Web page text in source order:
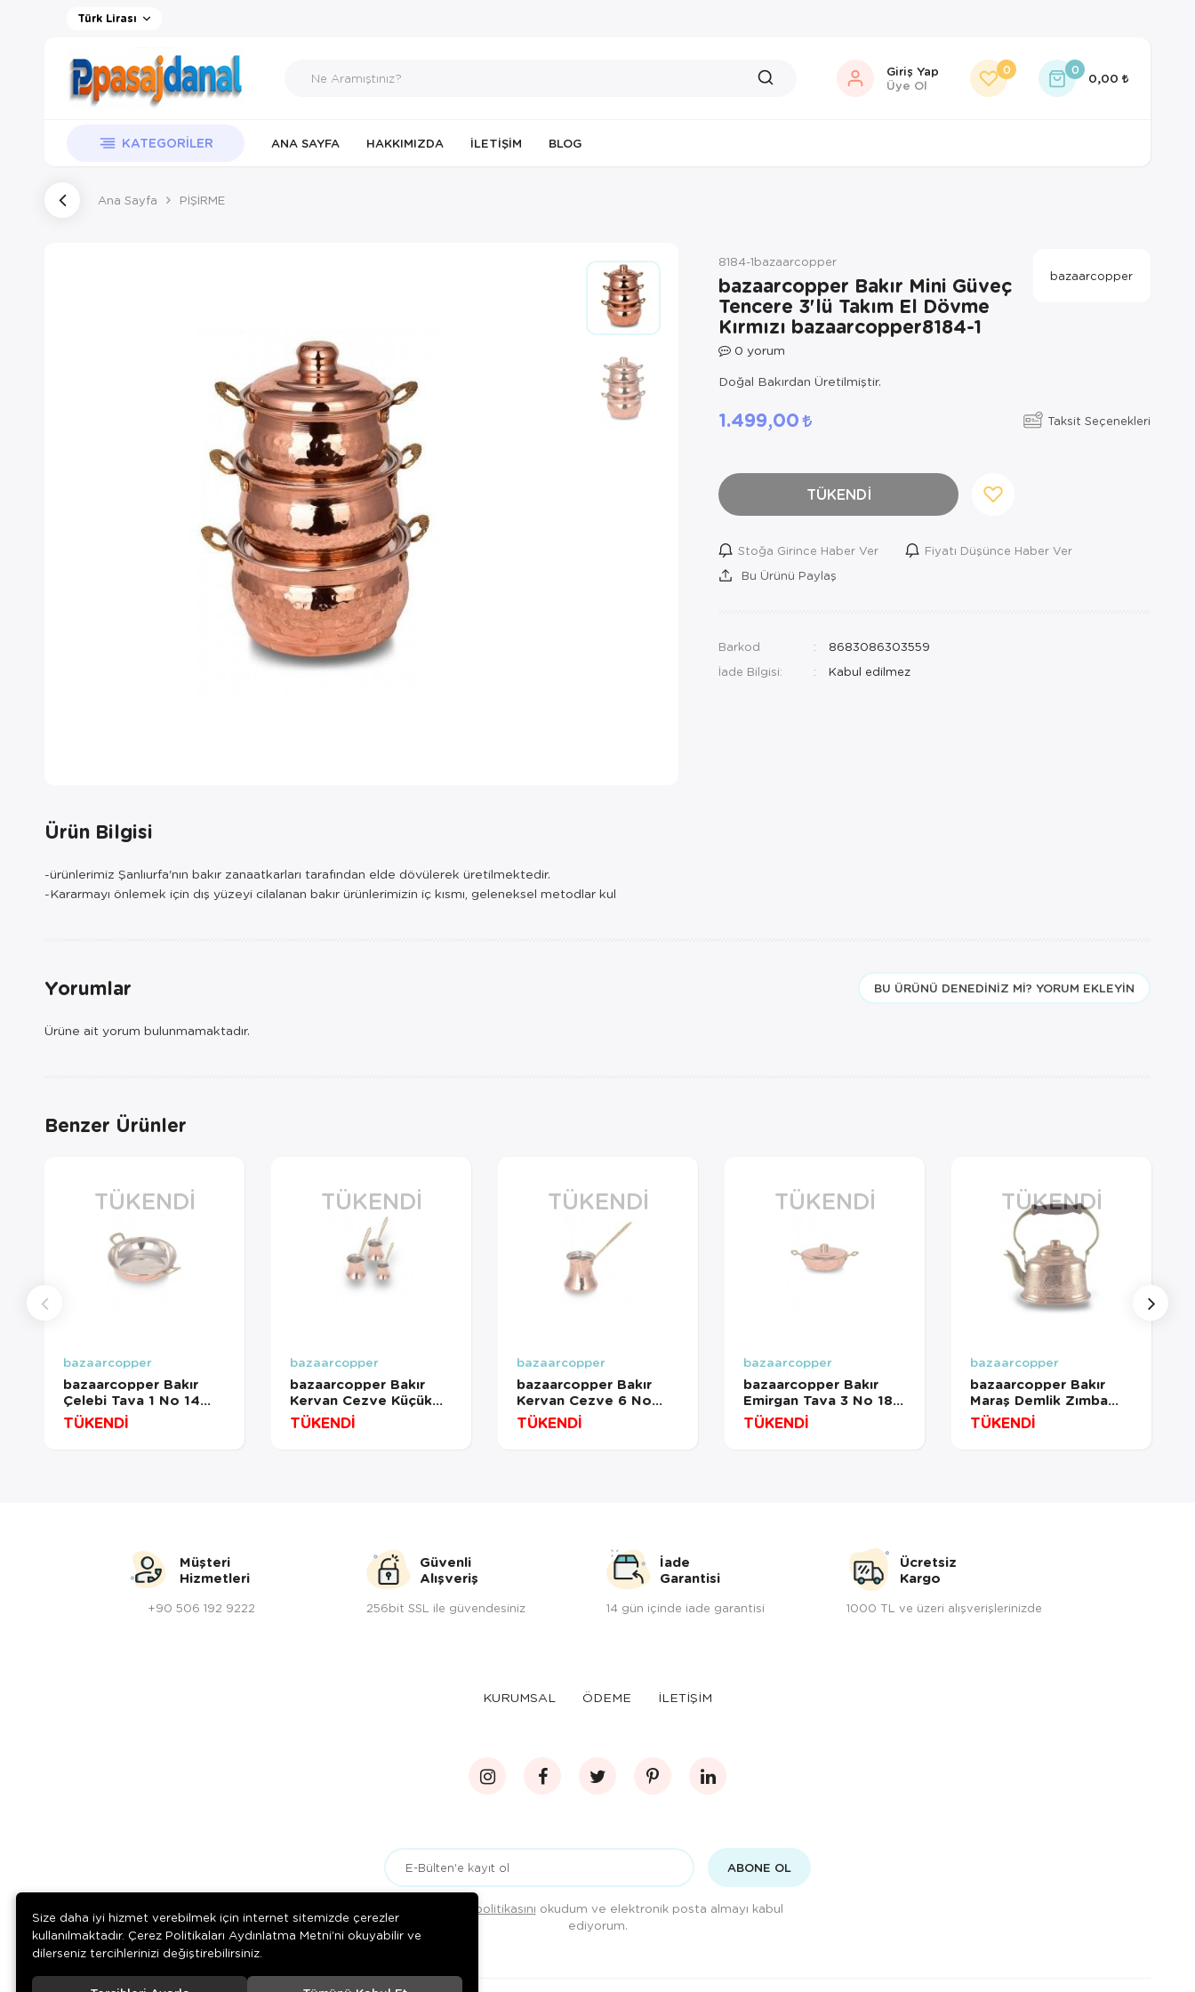
Türk Lirası
Giriş Yap
Üye Ol
0 0
0,00
KATEGORILER ANA SAYFA HAKKIMIZDA İLETIŞIM BLOG
Ana Sayfa PİŞİRME
8184-1bazaarcopper
bazaarcopper Bakır Mini Güveç
Tencere 3'lü Takım El Dövme
Kırmızı bazaarcopper8184-1
0 yorum
bazaarcopper
Doğal Bakırdan Üretilmiştir.
1.499,00 Taksit Seçenekleri
TÜKENDİ
Stoğa Girince Haber Ver
Fiyatı Düşünce Haber Ver
Bu Ürünü Paylaş
Barkod
8683086303559
İade Bilgisi:
Ürün Bilgisi
-ürünlerimiz Şanlıurfa'nın bakır zanaatkarları tarafından elde dövülerek üretilmektedir.
-Kararmayı önlemek için dış yüzeyi cilalanan bakır ürünlerimizin iç kısmı, geleneksel metodlar kul
Yorumlar BU ÜRÜNÜ DENEDINIZ MI? YORUM EKLEYIN
Ürüne ait yorum bulunmamaktadır.
Benzer Ürünler
TÜKENDI
bazaarcopper
bazaarcopper Bakır
Çelebi Tava 1 No 14
Cm Düz Kırmızı
bazaarcopper7593-1
TÜKENDİ
TÜKENDI
bazaarcopper
bazaarcopper Bakır
Kervan Cezve Küçük
3'lü Takım 1-2-3 No
İnce Makine Dövme
TÜKENDİ
TÜKENDI
bazaarcopper
bazaarcopper Bakır
Kervan Cezve 6 No
İnce 6 Fincan Makine
Dövme Kırmızı
TÜKENDİ
TÜKENDI
bazaarcopper
bazaarcopper Bakır
Emirgan Tava 3 No 18
Cm El Dövme Kırmızı
bazaarcopper7599-1
TÜKENDİ
TÜKENDI
bazaarcopper
bazaarcopper Bakır
Maraş Demlik Zımba
İşleme Kırmızı
bazaarcopper1960-1
TÜKENDİ
Müşteri
Hizmetleri
+90 506 192 9222
Güvenli
Alışveriş
256bit SSL ile güvendesiniz
İade
Garantisi
14 gün içinde iade garantisi
Ücretsiz
Kargo
1000 TL ve üzeri alışverişlerinizde
KURUMSAL ÖDEME İLETİŞİM
ABONE OL
Gizlilik politikasını okudum ve elektronik posta almayı kabul
ediyorum.
Size daha iyi hizmet verebilmek için internet sitemizde çerezler
kullanılmaktadır. Çerez Politikaları Aydınlatma Metni’ni okuyabilir ve
dilerseniz tercihlerinizi değiştirebilirsiniz.